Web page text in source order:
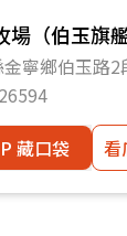
場（伯玉旗艦
寧鄉伯玉路2
藏口袋
看